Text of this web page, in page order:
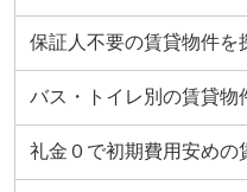
保証人不要の賃貸物件を
バス・トイレ別の賃貸物
礼金０で初期費用安めの